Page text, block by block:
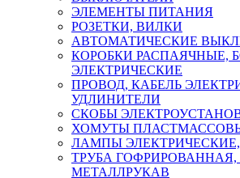
ЭЛЕМЕНТЫ ПИТАНИЯ
РОЗЕТКИ, ВИЛКИ
АВТОМАТИЧЕСКИЕ
КОРОБКИ РАСПАЯЧНЫЕ,
ЭЛЕКТРИЧЕСКИЕ
ПРОВОД, КАБЕЛЬ
УДЛИНИТЕЛИ
СКОБЫ
ХОМУТЫ
ЛАМПЫ
ТРУБА
МЕТАЛЛРУКАВ